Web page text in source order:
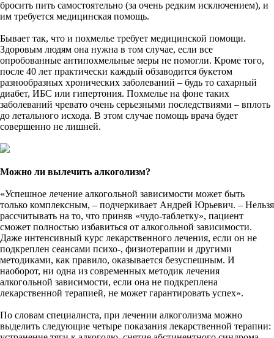
бросить пить самостоятельно (за очень редким исключением), и
им требуется медицинская помощь.
Бывает так, что и похмелье требует медицинской помощи.
Здоровым людям она нужна в том случае, если все
опробованные антипохмельные меры не помогли. Кроме того,
после 40 лет практически каждый обзаводится букетом
разнообразных хронических заболеваний – будь то сахарный
диабет, ИБС или гипертония. Похмелье на фоне таких
заболеваний чревато очень серьезными последствиями – вплоть
до летального исхода. В этом случае помощь врача будет
совершенно не лишней.
Можно ли вылечить алкоголизм?
«Успешное лечение алкогольной зависимости может быть
только комплексным, – подчеркивает Андрей Юрьевич. – Нельзя
рассчитывать на то, что приняв «чудо-таблетку», пациент
сможет полностью избавиться от алкогольной зависимости.
Даже интенсивный курс лекарственного лечения, если он не
подкреплен сеансами психо-, физиотерапии и другими
методиками, как правило, оказывается безуспешным. И
наоборот, ни одна из современных методик лечения
алкогольной зависимости, если она не подкреплена
лекарственной терапией, не может гарантировать успех».
По словам специалиста, при лечении алкоголизма можно
выделить следующие четыре показания лекарственной терапии: